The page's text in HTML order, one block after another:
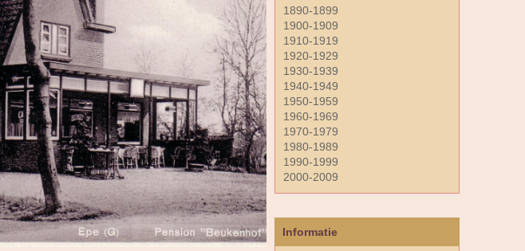
1890-1899
1900-1909
1910-1919
1920-1929
1930-1939
1940-1949
1950-1959
1960-1969
1970-1979
1980-1989
1990-1999
2000-2009
Informatie